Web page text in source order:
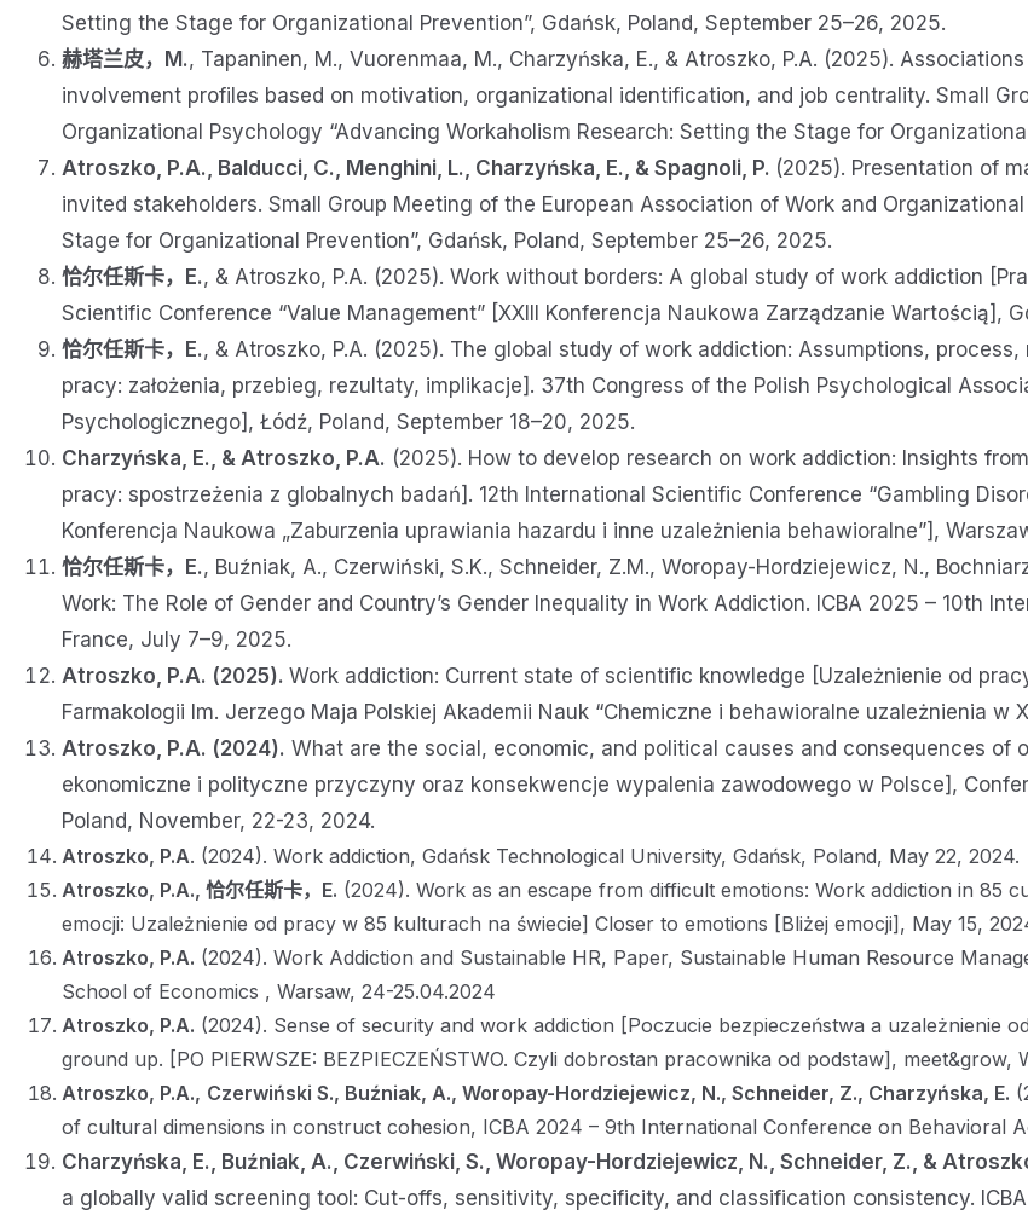
Setting the Stage for Organizational Prevention”, Gdańsk, Poland, September 25–26, 2025.
赫塔兰皮，M., Tapaninen, M., Vuorenmaa, M., Charzyńska, E., & Atroszko, P.A. (2025).
involvement profiles based on motivation, organizational identification, and job centrality. Small
Organizational Psychology “Advancing Workaholism Research: Setting the Stage for
Atroszko, P.A., Balducci, C., Menghini, L., Charzyńska, E., & Spagnoli, P. (2025). Presentation of
invited stakeholders. Small Group Meeting of the European Association of Work and
Stage for Organizational Prevention”, Gdańsk, Poland, September 25–26, 2025.
恰尔任斯卡，E., & Atroszko, P.A. (2025). Work without borders: A global study of work addiction
Scientific Conference “Value Management” [XXIII Konferencja Naukowa Zarządzanie Wartością],
恰尔任斯卡，E., & Atroszko, P.A. (2025). The global study of work addiction: Assumptions,
pracy: założenia, przebieg, rezultaty, implikacje]. 37th Congress of the Polish Psychological
Psychologicznego], Łódź, Poland, September 18–20, 2025.
Charzyńska, E., & Atroszko, P.A. (2025). How to develop research on work addiction: Insights
pracy: spostrzeżenia z globalnych badań]. 12th International Scientific Conference “Gambling
Konferencja Naukowa „Zaburzenia uprawiania hazardu i inne uzależnienia behawioralne”],
恰尔任斯卡，E., Buźniak, A., Czerwiński, S.K., Schneider, Z.M., Woropay-Hordziejewicz, N.,
Work: The Role of Gender and Country’s Gender Inequality in Work Addiction. ICBA 2025 – 10th
France, July 7–9, 2025.
Atroszko, P.A. (2025). Work addiction: Current state of scientific knowledge [Uzależnienie od
Farmakologii Im. Jerzego Maja Polskiej Akademii Nauk “Chemiczne i behawioralne uzależnienia w
Atroszko, P.A. (2024). What are the social, economic, and political causes and consequences of
ekonomiczne i polityczne przyczyny oraz konsekwencje wypalenia zawodowego w Polsce],
Poland, November, 22-23, 2024.
Atroszko, P.A. (2024). Work addiction, Gdańsk Technological University, Gdańsk, Poland, May 22, 2024.
Atroszko, P.A., 恰尔任斯卡，E. (2024). Work as an escape from difficult emotions: Work addiction in 85
emocji: Uzależnienie od pracy w 85 kulturach na świecie] Closer to emotions [Bliżej emocji], May 15,
Atroszko, P.A. (2024). Work Addiction and Sustainable HR, Paper, Sustainable Human Resource
School of Economics , Warsaw, 24-25.04.2024
Atroszko, P.A. (2024). Sense of security and work addiction [Poczucie bezpieczeństwa a uzależnienie
ground up. [PO PIERWSZE: BEZPIECZEŃSTWO. Czyli dobrostan pracownika od podstaw],
Atroszko, P.A., Czerwiński S., Buźniak, A., Woropay-Hordziejewicz, N., Schneider, Z., Charzyńska, E.
of cultural dimensions in construct cohesion, ICBA 2024 – 9th International Conference on Behavioral
Charzyńska, E., Buźniak, A., Czerwiński, S., Woropay-Hordziejewicz, N., Schneider, Z., &
a globally valid screening tool: Cut-offs, sensitivity, specificity, and classification consistency.